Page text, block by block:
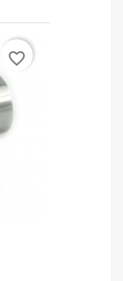
favorite_border